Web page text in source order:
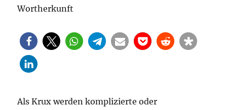
Als Krux werden komplizierte oder